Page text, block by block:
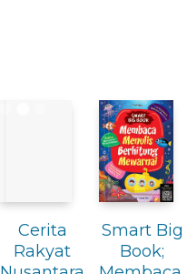
Cerita
Rakyat
Smart Big
Book;